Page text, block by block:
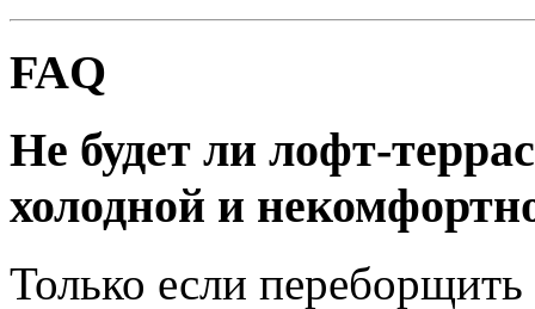
FAQ
Не будет ли лофт-
холодной и
Только если